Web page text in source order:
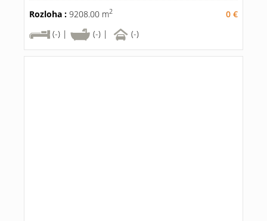
Rozloha : 9208.00 m2
0 €
(-) |
(-) | (-)